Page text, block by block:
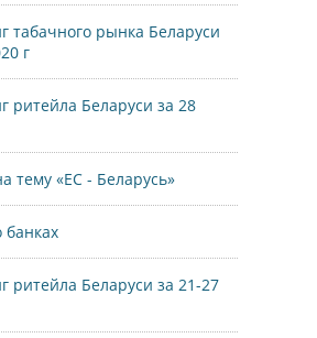
табачного рынка Беларуси
г
ритейла Беларуси за 28
тему «ЕС - Беларусь»
ритейла Беларуси за 21-27